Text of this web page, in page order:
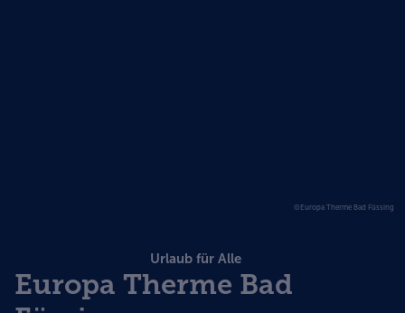
©Europa Therme Bad Füssing
Urlaub für Alle
Europa Therme Bad